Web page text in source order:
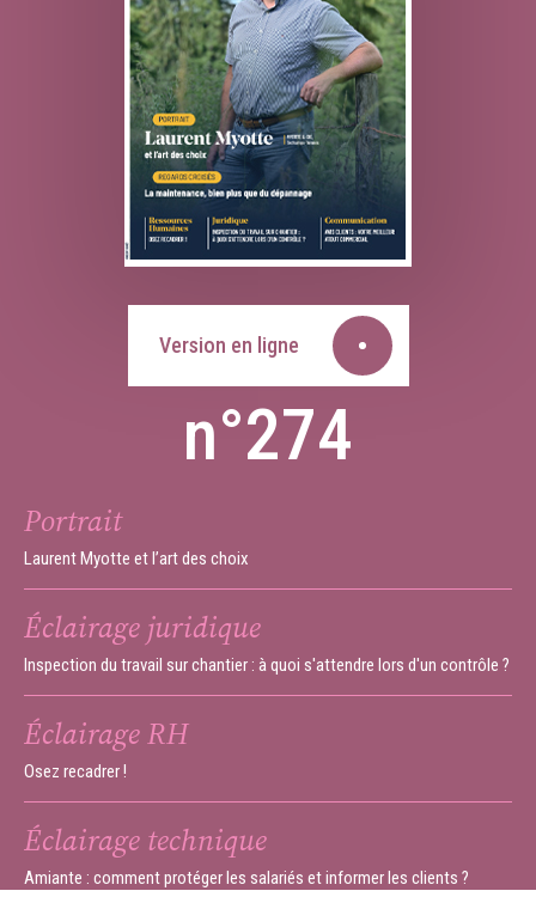
Version en ligne
n°274
Portrait
Laurent Myotte et l’art des choix
Éclairage juridique
Inspection du travail sur chantier : à quoi s'attendre lors d'un contrôle ?
Éclairage RH
Osez recadrer !
Éclairage technique
Amiante : comment protéger les salariés et informer les clients ?